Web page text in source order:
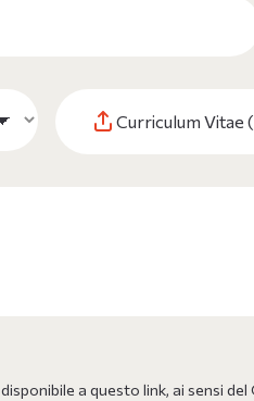
Curriculum Vitae
a questo link, ai sensi